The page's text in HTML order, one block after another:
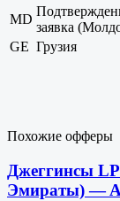
MD
заявка
GE Грузия
Похожие офферы
Джеггинсы
Эмираты) —